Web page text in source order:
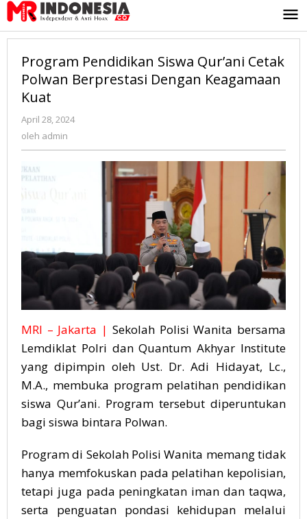
Lewati
ke
konten
Program Pendidikan Siswa Qur’ani Cetak
Polwan Berprestasi Dengan Keagamaan
Kuat
April 28, 2024
oleh admin
MRI – Jakarta | Sekolah Polisi Wanita bersama
Lemdiklat Polri dan Quantum Akhyar Institute
yang dipimpin oleh Ust. Dr. Adi Hidayat, Lc.,
M.A., membuka program pelatihan pendidikan
siswa Qur’ani. Program tersebut diperuntukan
bagi siswa bintara Polwan.
Program di Sekolah Polisi Wanita memang tidak
hanya memfokuskan pada pelatihan kepolisian,
tetapi juga pada peningkatan iman dan taqwa,
serta penguatan pondasi kehidupan melalui